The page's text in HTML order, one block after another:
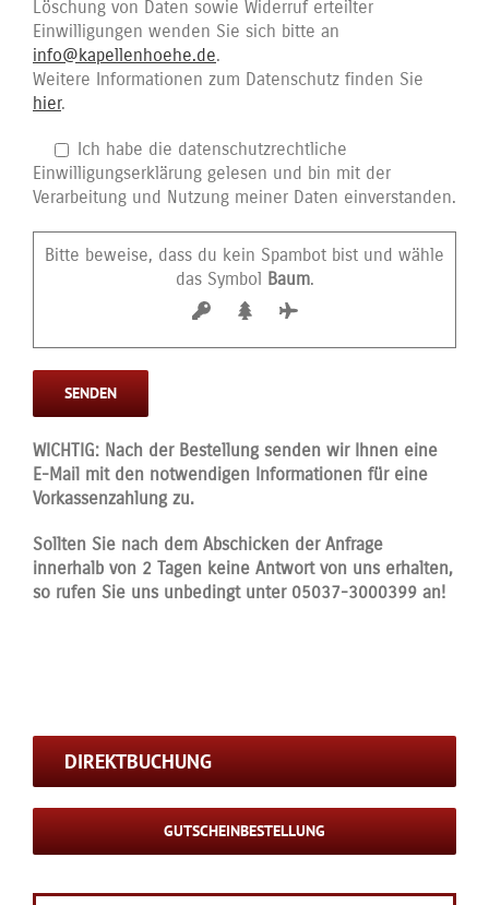
Löschung von Daten sowie Widerruf erteilter
Einwilligungen wenden Sie sich bitte an
info@kapellenhoehe.de.
Weitere Informationen zum Datenschutz finden Sie
hier.
Ich habe die datenschutzrechtliche
Einwilligungserklärung gelesen und bin mit der
Verarbeitung und Nutzung meiner Daten einverstanden.
Bitte beweise, dass du kein Spambot bist und wähle
das Symbol Baum.
WICHTIG: Nach der Bestellung senden wir Ihnen eine
E-Mail mit den notwendigen Informationen für eine
Vorkassenzahlung zu.
Sollten Sie nach dem Abschicken der Anfrage
innerhalb von 2 Tagen keine Antwort von uns erhalten,
so rufen Sie uns unbedingt unter 05037-3000399 an!
DIREKTBUCHUNG
GUTSCHEINBESTELLUNG